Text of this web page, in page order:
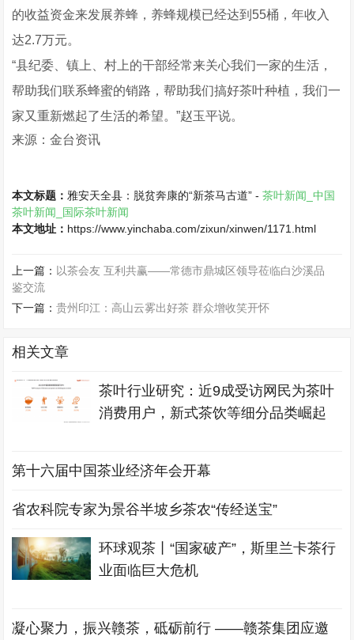
的收益资金来发展养蜂，养蜂规模已经达到55桶，年收入
达2.7万元。
“县纪委、镇上、村上的干部经常来关心我们一家的生活，
帮助我们联系蜂蜜的销路，帮助我们搞好茶叶种植，我们一
家又重新燃起了生活的希望。”赵玉平说。
来源：金台资讯
本文标题： 雅安天全县：脱贫奔康的“新茶马古道” -茶叶新闻_中国
茶叶新闻_国际茶叶新闻
本文地址： https://www.yinchaba.com/zixun/xinwen/1171.html
上一篇： 以茶会友 互利共赢——常德市鼎城区领导莅临白沙溪品
鉴交流
下一篇：贵州印江：高山云雾出好茶 群众增收笑开怀
相关文章
茶叶行业研究：近9成受访网民为茶叶
消费用户，新式茶饮等细分品类崛起
第十六届中国茶业经济年会开幕
省农科院专家为景谷半坡乡茶农“传经送宝”
环球观茶丨“国家破产”，斯里兰卡茶行
业面临巨大危机
凝心聚力，振兴赣茶，砥砺前行 ——赣茶集团应邀